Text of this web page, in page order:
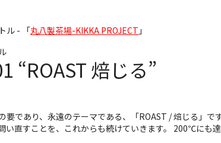
ル - 「丸八製茶場-KIKKA PROJECT 」
“ROAST 焙じる”
要であり、永遠のテーマである、「ROAST / 焙じる」
い直すことを、これからも続けていきます。 200℃にも